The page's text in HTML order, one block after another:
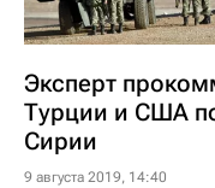
Эксперт
Турции и США
Сирии
9 августа 2019, 14:40